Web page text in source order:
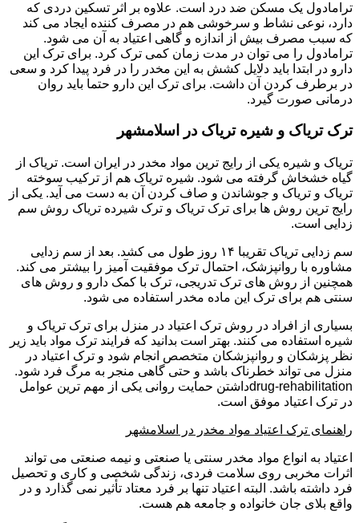
ترامادول یک مسکن ضد درد است. علاوه بر اثر تسکین دردی که
دارد، نوعی نشاط و سرخوشی هم در مصرف کننده ایجاد می کند
که سبب مصرف بیش از اندازه و گاهی اعتیاد به آن می شود.
ترامادول را می توان در مدت زمان کمی ترک کرد. برای ترک این
دارو در ابتدا باید دلایل کشش به این مخدر را در فرد پیدا کرد و سعی
در برطرف کردن آن داشت. برای ترک این دارو حتما باید روان
درمانی صورت گیرد.
ترک تریاک و شیره تریاک در اسلامشهر
تریاک و شیره یکی از رایج ترین مواد مخدر در ایران است. تریاک از
گیاه خشخاش گرفته می شود. شیره تریاک هم از ترکیب سوخته
تریاک و تریاک و جوشاندن و صاف کردن آن به دست می آید. یکی از
رایج ترین روش ها برای ترک تریاک و ترک شیرده تریاک روش سم
زدایی است.
سم زدایی تریاک تقریبا ۱۴ روز طول می کشد. بعد از سم زدایی
مشاوره با روانپزشک، احتمال ترک موفقیت آمیز را بیشتر می کند.
همچنین از روش های ترک تدریجی، ترک با کمک دارو و روش های
سنتی هم برای ترک این ماده مخدر استفاده می شود.
بسیاری از افراد در روش ترک اعتیاد در منزل برای ترک تریاک و
شیره استفاده می کنند. بهتر است بدانید که فرایند ترک مواد باید زیر
نظر پزشکان و روانپزشکان متخصص انجام شود و ترک اعتیاد در
منزل می تواند خطرناک باشد و حتی گاهی منجر به مرگ فرد شود.
drug-rehabilitationداشتن حمایت روانی یکی از مهم ترین عوامل
در ترک اعتیاد موفق است.
راهنمای ترک اعتیاد مواد مخدر در اسلامشهر
اعتیاد به انواع مواد مخدر سنتی یا صنعتی و نیمه صنعتی می تواند
اثرات مخربی روی سلامت فردی، زندگی شخصی و کاری و تحصیل
فرد داشته باشد. البته اعتیاد تنها بر فرد معتاد تأثیر نمی گذارد و در
واقع بلای جان خانواده و جامعه هم هست.